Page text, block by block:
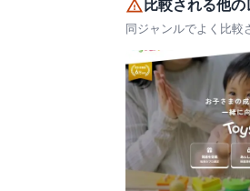
比較される他
同ジャンルでよく比較